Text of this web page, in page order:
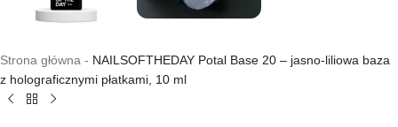
Strona główna - NAILSOFTHEDAY Potal Base 20 – jasno-liliowa baza
z holograficznymi płatkami, 10 ml